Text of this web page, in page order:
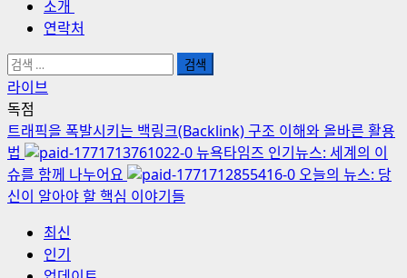
메
뉴
소개
연락처
검
색:
라이브
독점
트래픽을 폭발시키는 백링크(Backlink) 구조 이해와 올바른 활용
법
뉴욕타임즈 인기뉴스: 세계의 이
슈를 함께 나누어요
오늘의 뉴스: 당
신이 알아야 할 핵심 이야기들
최신
인기